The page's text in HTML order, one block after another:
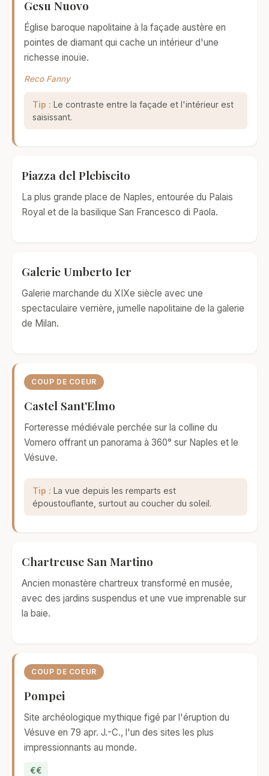
Gesu Nuovo
Église baroque napolitaine à la façade austère en
pointes de diamant qui cache un intérieur d'une
richesse inouïe.
Reco Fanny
Tip : Le contraste entre la façade et l'intérieur est
saisissant.
Piazza del Plebiscito
La plus grande place de Naples, entourée du Palais
Royal et de la basilique San Francesco di Paola.
Galerie Umberto Ier
Galerie marchande du XIXe siècle avec une
spectaculaire verrière, jumelle napolitaine de la galerie
de Milan.
COUP DE COEUR
Castel Sant'Elmo
Forteresse médiévale perchée sur la colline du
Vomero offrant un panorama à 360° sur Naples et le
Vésuve.
Tip : La vue depuis les remparts est
époustouflante, surtout au coucher du soleil.
Chartreuse San Martino
Ancien monastère chartreux transformé en musée,
avec des jardins suspendus et une vue imprenable sur
la baie.
COUP DE COEUR
Pompei
Site archéologique mythique figé par l'éruption du
Vésuve en 79 apr. J.-C., l'un des sites les plus
impressionnants au monde.
€€